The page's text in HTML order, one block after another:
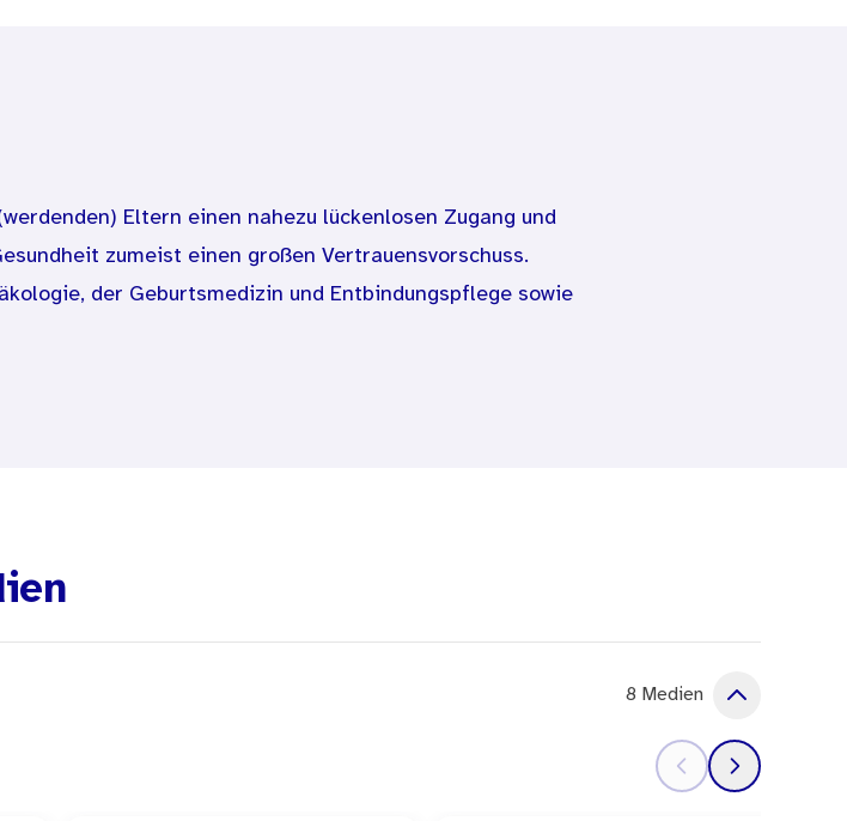
Eltern einen nahezu lückenlosen Zugang und
zumeist einen großen Vertrauensvorschuss.
der Geburtsmedizin und Entbindungspflege sowie
Bedeutung. Zum Beispiel kann der Zugang über
unverknüpft nebeneinander.
ihre Methodik und die Zeitpunkte, zu denen sie
8 Medien